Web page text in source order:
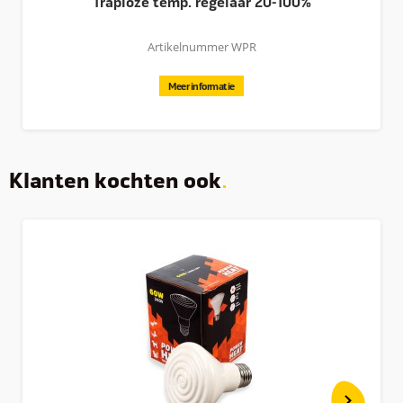
iedereen die kuikens wil grootbrengen, eenvoudig in gebruik,
extra veilig en energiebesparend. Deze variant is geschikt
voor maximaal 15-20 kuikens. Andere varianten uit deze serie
hun dieren alleen het beste van het beste willen geven.
Daarom ontwikkelen en produceren wij onze producten zelf
omdat we weten hoe belangrijk het is dat dingen goed
werken, zelfs na intensief gebruik.
Goede producten helpen mensen bij de verzorging van hun
dieren. Als deze producten bij uw merk passen is dat nog
Artikelnummer WPR
Meer informatie
Klanten kochten ook